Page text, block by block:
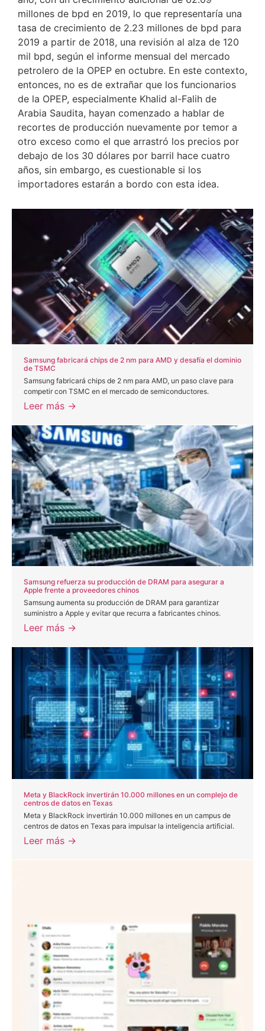
millones de bpd en 2019, lo que representaría una
tasa de crecimiento de 2.23 millones de bpd para
2019 a partir de 2018, una revisión al alza de 120
mil bpd, según el informe mensual del mercado
petrolero de la OPEP en octubre. En este contexto,
entonces, no es de extrañar que los funcionarios
de la OPEP, especialmente Khalid al-Falih de
Arabia Saudita, hayan comenzado a hablar de
recortes de producción nuevamente por temor a
otro exceso como el que arrastró los precios por
debajo de los 30 dólares por barril hace cuatro
años, sin embargo, es cuestionable si los
importadores estarán a bordo con esta idea.
Samsung fabricará chips de 2 nm para AMD y desafía el dominio
de TSMC
Samsung fabricará chips de 2 nm para AMD, un paso clave para
competir con TSMC en el mercado de semiconductores.
Leer más →
Samsung refuerza su producción de DRAM para asegurar a
Apple frente a proveedores chinos
Samsung aumenta su producción de DRAM para garantizar
suministro a Apple y evitar que recurra a fabricantes chinos.
Leer más →
Meta y BlackRock invertirán 10.000 millones en un complejo de
centros de datos en Texas
Meta y BlackRock invertirán 10.000 millones en un campus de
centros de datos en Texas para impulsar la inteligencia artificial.
Leer más →